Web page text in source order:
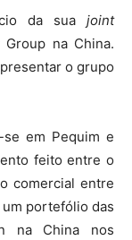
da sua joint
na China.
o grupo
em Pequim e
feito entre o
comercial entre
portefólio das
na China nos